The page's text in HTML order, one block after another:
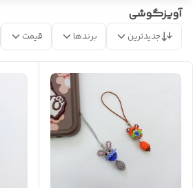
آویزگوشی
جدیدترین برندها قیمت